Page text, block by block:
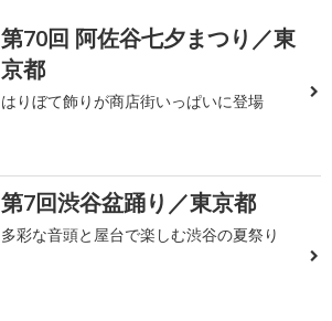
第70回 阿佐谷七夕まつり／東
京都
はりぼて飾りが商店街いっぱいに登場
第7回渋谷盆踊り／東京都
多彩な音頭と屋台で楽しむ渋谷の夏祭り